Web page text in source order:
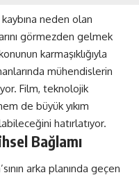
neden olan
görmezden gelmek
karmaşıklığıyla
mühendislerin
Film, teknolojik
de büyük yıkım
hatırlatıyor.
Bağlamı
arka planında geçen